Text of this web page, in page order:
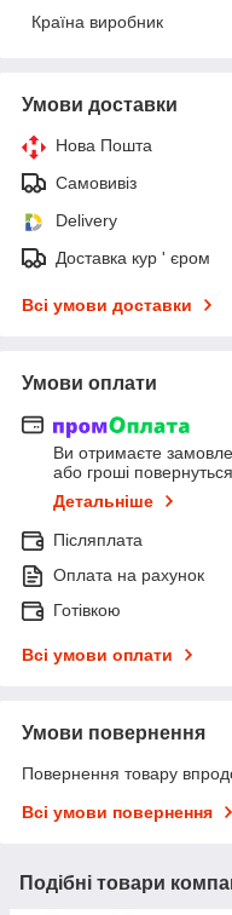
Країна виробник
Умови доставки
Нова Пошта
Самовивіз
Delivery
Доставка кур ' єром
Всі умови доставки
Умови оплати
Ви отримаєте
або гроші
Детальніше
Післяплата
Оплата на рахунок
Готівкою
Всі умови оплати
Умови повернення
Повернення товару
Всі умови повернення
Подібні товари